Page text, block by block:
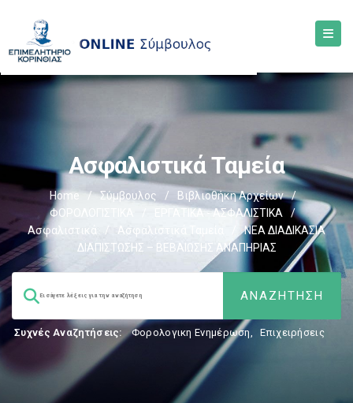
Ασφαλιστικά Ταμεία
Home / Σύμβουλος / Βιβλιοθήκη Αρχείων
/
ΦΟΡΟΛΟΓΙΣΤΙΚΑ
ΕΡΓΑΤΙΚΑ - ΑΣΦΑΛΙΣΤΙΚΑ
/
Ασφαλιστικά
/ Ασφαλιστικά Ταμεία
ΝΕΑ ΔΙΑΔΙΚΑΣΙΑ
ΔΙΑΠΙΣΤΩΣΗΣ – ΒΕΒΑΙΩΣΗΣ ΑΝΑΠΗΡΙΑΣ
Συχνές Αναζητήσεις: Φορολογικη Ενημέρωση, Επιχειρήσεις